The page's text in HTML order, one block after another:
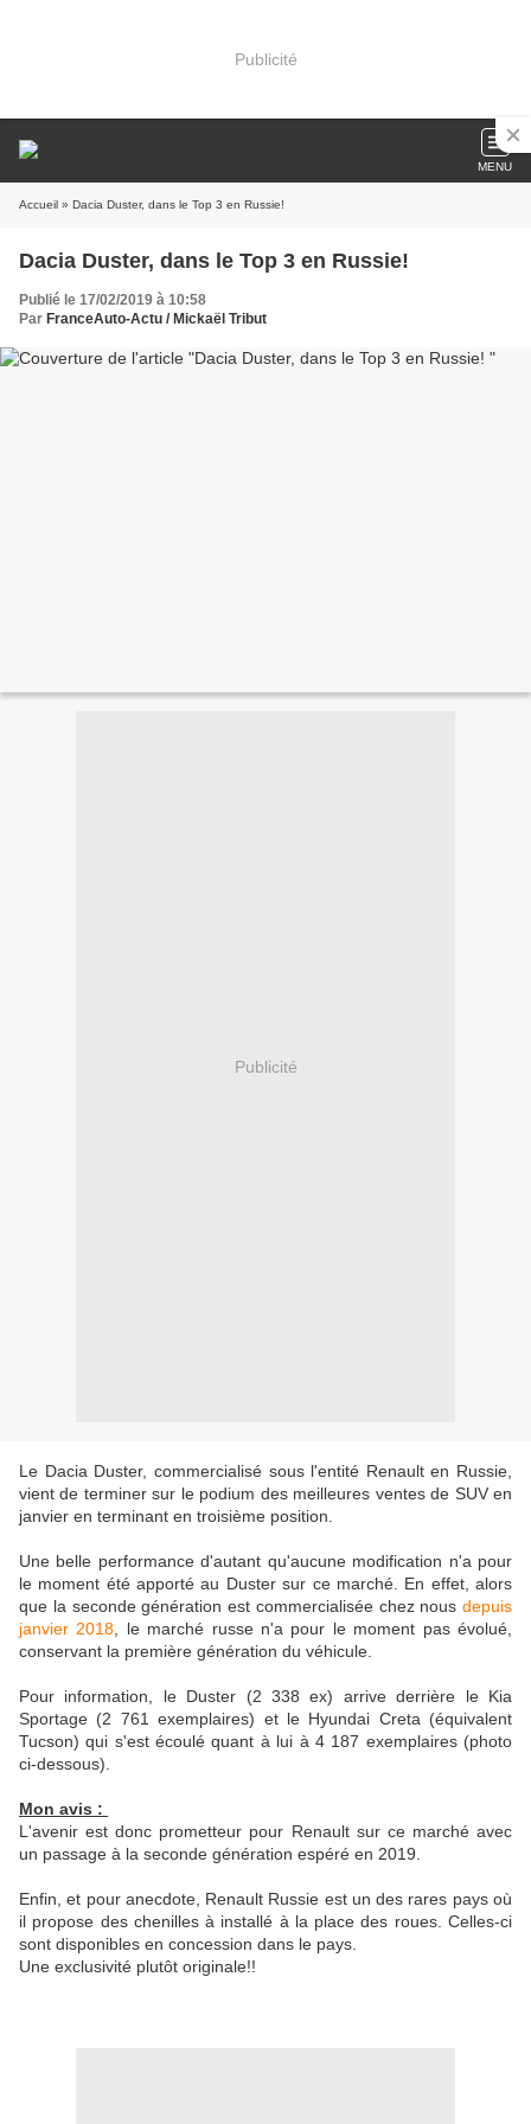
Publicité
MENU
Accueil » Dacia Duster, dans le Top 3 en Russie!
Dacia Duster, dans le Top 3 en Russie!
Publié le 17/02/2019 à 10:58
Par FranceAuto-Actu / Mickaël Tribut
Publicité
Le Dacia Duster, commercialisé sous l'entité Renault en Russie,
vient de terminer sur le podium des meilleures ventes de SUV en
janvier en terminant en troisième position.
Une belle performance d'autant qu'aucune modification n'a pour
le moment été apporté au Duster sur ce marché. En effet, alors
que la seconde génération est commercialisée chez nous depuis
janvier 2018 , le marché russe n'a pour le moment pas évolué,
conservant la première génération du véhicule.
Pour information, le Duster (2 338 ex) arrive derrière le Kia
Sportage (2 761 exemplaires) et le Hyundai Creta (équivalent
Tucson) qui s'est écoulé quant à lui à 4 187 exemplaires (photo
ci-dessous).
Mon avis :
L'avenir est donc prometteur pour Renault sur ce marché avec
un passage à la seconde génération espéré en 2019.
Enfin, et pour anecdote, Renault Russie est un des rares pays où
il propose des chenilles à installé à la place des roues. Celles-ci
sont disponibles en concession dans le pays.
Une exclusivité plutôt originale!!